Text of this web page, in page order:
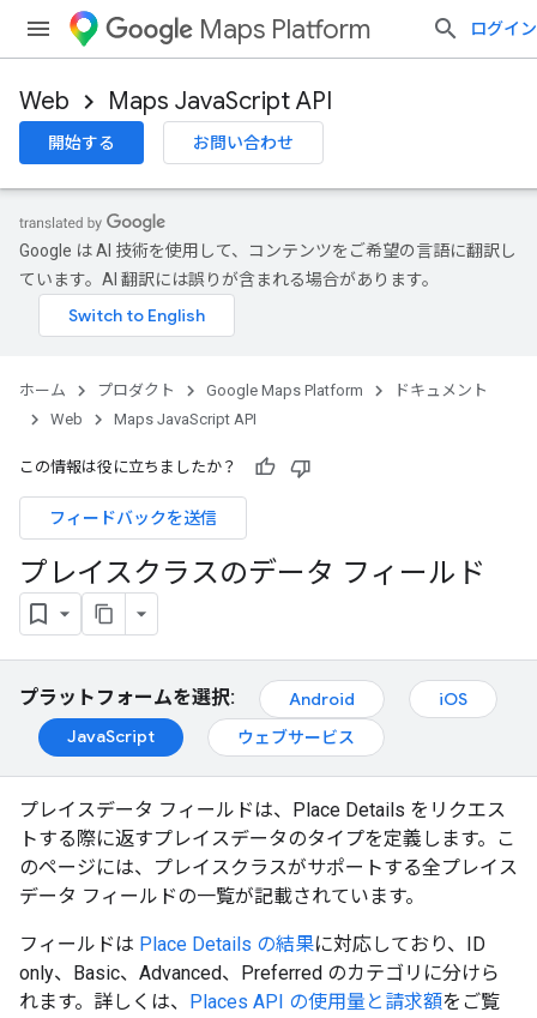
Maps Platform ログイン
Web Maps JavaScript API
開始する お問い合わせ
Google は AI 技術を使用して、コンテンツをご希望の言語に翻訳し
ています。AI 翻訳には誤りが含まれる場合があります。
ホーム プロダクト Google Maps Platform
ドキュメント
Web
Maps JavaScript API
この情報は役に立ちましたか？
フィードバックを送信
プレイスクラスのデータ フィールド
プラットフォームを選択: Android
iOS
JavaScript
ウェブサービス
プレイスデータ フィールドは、Place Details をリクエス
トする際に返すプレイスデータのタイプを定義します。こ
のページには、プレイスクラスがサポートする全プレイス
データ フィールドの一覧が記載されています。
フィールドは Place Details の結果に対応しており、ID
only、Basic、Advanced、Preferred のカテゴリに分けら
れます。詳しくは、 Places API の使用量と請求額をご覧